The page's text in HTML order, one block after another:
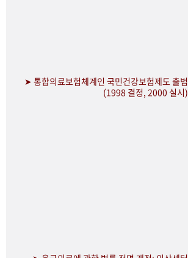
➤ 통합의료보험체계인 국민건강보험제도 출범
(1998 결정, 2000 실시)